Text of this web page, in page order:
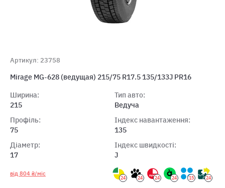
Артикул: 23758
Mirage MG-628 (ведущая) 215/75 R17.5 135/133J PR16
Ширина:
215
Профіль:
75
Діаметр:
17
Тип авто:
Ведуча
Індекс навантаження:
135
Індекс швидкості:
J
від 804 ₴/міс
24 24 24 24 15 24